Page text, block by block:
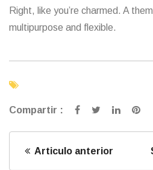
Right, like you’re charmed. A
multipurpose and flexible.
Compartir :
Articulo anterior